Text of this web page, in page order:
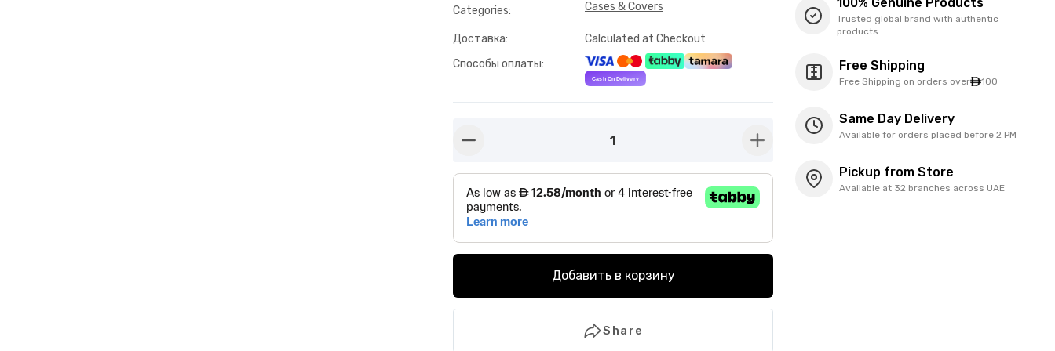
Categories: Cases & Covers
Доставка:
Calculated at Checkout
Способы оплаты:
1 button-plus
Добавить в корзину
Share
Trusted global brand with authentic
products
Free Shipping
Free Shipping on orders over 100
Same Day Delivery
Available for orders placed before 2 PM
Pickup from Store
Available at 32 branches across UAE